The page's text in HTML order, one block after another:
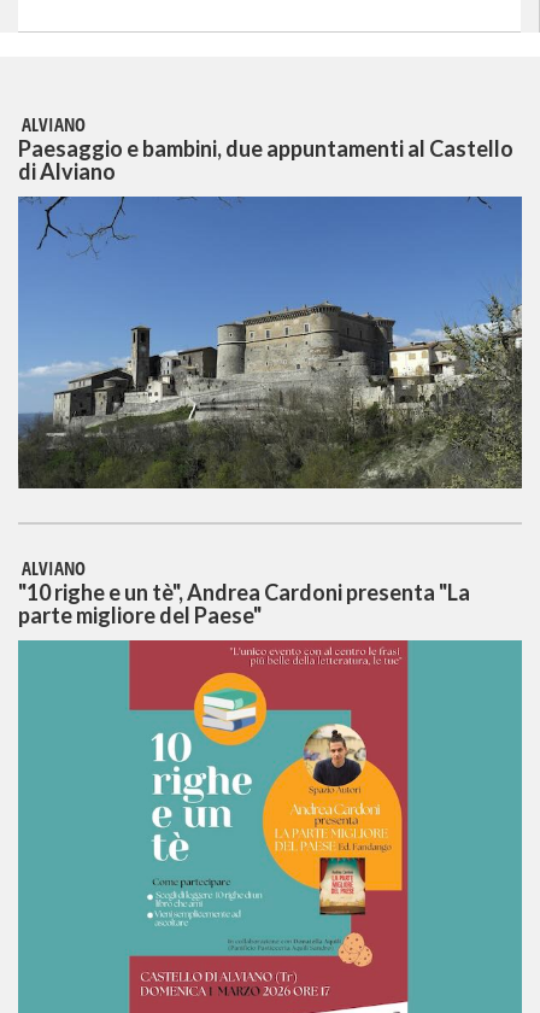
ALVIANO
Paesaggio e bambini, due appuntamenti al Castello
di Alviano
ALVIANO
"10 righe e un tè", Andrea Cardoni presenta "La
parte migliore del Paese"